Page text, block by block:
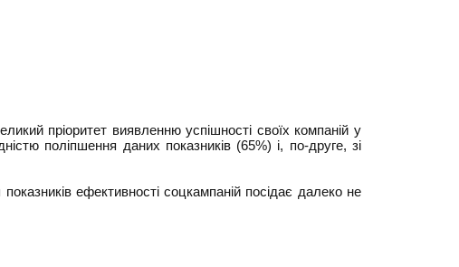
пріоритет виявленню успішності своїх компаній у
поліпшення даних показників (65%) і, по-друге, зі
ефективності соцкампаній посідає далеко не